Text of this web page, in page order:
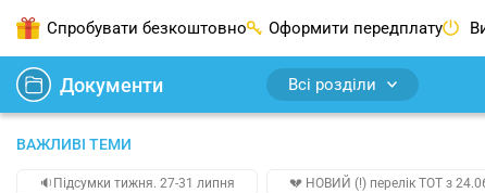
Спробувати безкоштовно Оформити передплату
Документи Всі розділи
ВАЖЛИВІ ТЕМИ
🔉Підсумки тижня. 27-31 липня 💔 НОВИЙ (!) перелік ТОТ з